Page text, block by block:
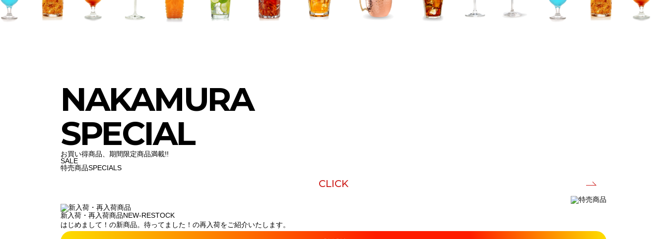
NAKAMURA
SPECIAL
お買い得商品、期間限定商品満載!!
SALE
特売商品SPECIALS
CLICK
新入荷・再入荷商品NEW-RESTOCK
はじめまして！の新商品。待ってました！の再入荷をご紹介いたします。